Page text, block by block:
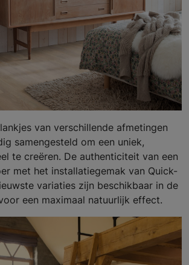
van verschillende afmetingen
samengesteld om een uniek,
te creëren. De authenticiteit van een
met het installatiegemak van Quick-
variaties zijn beschikbaar in de
een maximaal natuurlijk effect.